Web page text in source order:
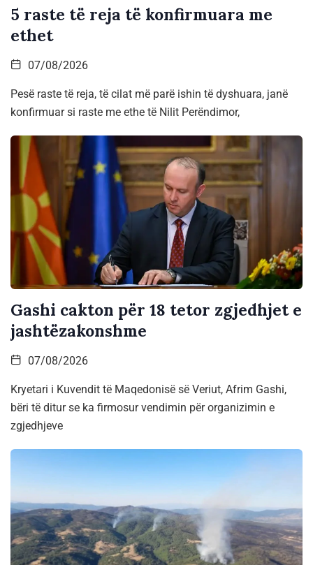
5 raste të reja të konfirmuara me
ethet
07/08/2026
Pesë raste të reja, të cilat më parë ishin të dyshuara, janë
konfirmuar si raste me ethe të Nilit Perëndimor,
Gashi cakton për 18 tetor zgjedhjet e
jashtëzakonshme
07/08/2026
Kryetari i Kuvendit të Maqedonisë së Veriut, Afrim Gashi,
bëri të ditur se ka firmosur vendimin për organizimin e
zgjedhjeve